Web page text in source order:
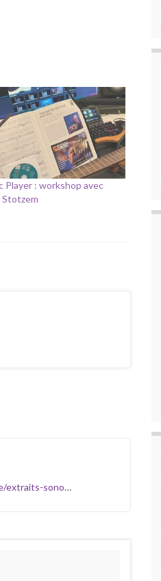
Player : workshop avec
Stotzem
extraits-sono…